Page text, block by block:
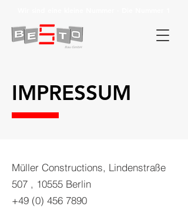
Müller Constructions, Lindenstraße
507 , 10555 Berlin
+49 (0) 456 7890
IMPRESSUM